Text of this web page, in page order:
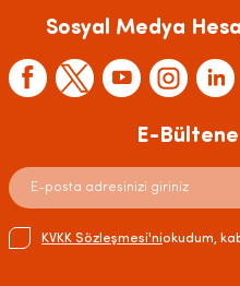
Sosyal Medya
E-Bültene
KVKK Sözleşmesi'niokudum,